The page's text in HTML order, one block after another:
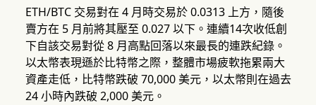
ETH/BTC 交易對在 4 月時交易於 0.0313 上方，隨後
賣方在 5 月前將其壓至 0.027 以下。連續14次收低創
下自該交易對從 8 月高點回落以來最長的連跌紀錄。
以太幣表現遜於比特幣之際，整體市場疲軟拖累兩大
資產走低，比特幣跌破 70,000 美元，以太幣則在過去
24 小時內跌破 2,000 美元。